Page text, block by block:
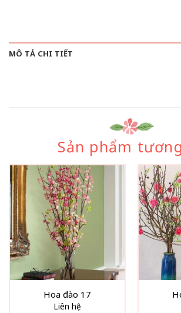
MÔ TẢ CHI TIẾT
Sản phẩm
Hoa đào 17
Liên hệ